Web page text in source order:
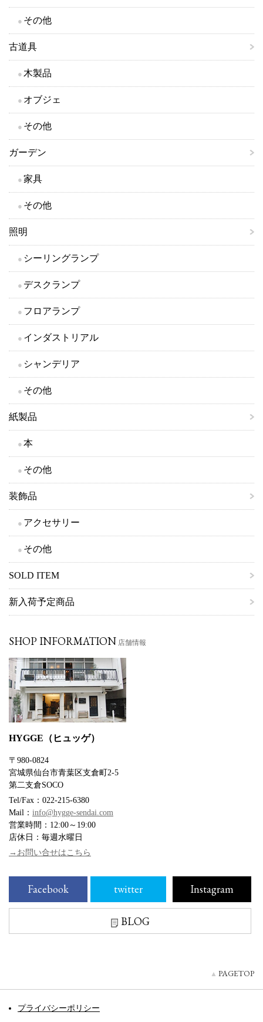
その他
古道具
木製品
オブジェ
その他
ガーデン
家具
その他
照明
シーリングランプ
デスクランプ
フロアランプ
インダストリアル
シャンデリア
その他
紙製品
本
その他
装飾品
アクセサリー
その他
SOLD ITEM
新入荷予定商品
SHOP INFORMATION 店舗情報
HYGGE（ヒュッゲ）
〒980-0824
宮城県仙台市青葉区支倉町2-5
第二支倉SOCO
Tel/Fax：022-215-6380
Mail： info@hygge-sendai.com
営業時間：12:00～19:00
店休日：毎週水曜日
→お問い合せはこちら
Facebook twitter Instagram
BLOG
PAGETOP
プライバシーポリシー